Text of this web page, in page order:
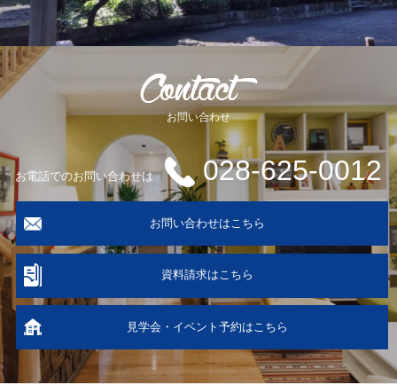
お問い合わせ
お電話でのお問い合わせは 028-625-0012
お問い合わせはこちら
資料請求はこちら
見学会・イベント予約はこちら